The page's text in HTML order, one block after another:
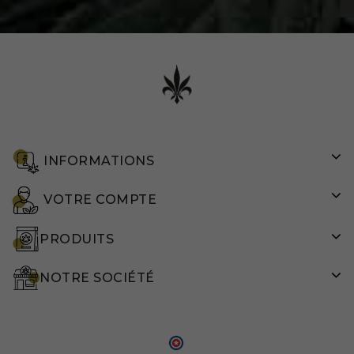
INFORMATIONS
VOTRE COMPTE
PRODUITS
NOTRE SOCIÉTÉ